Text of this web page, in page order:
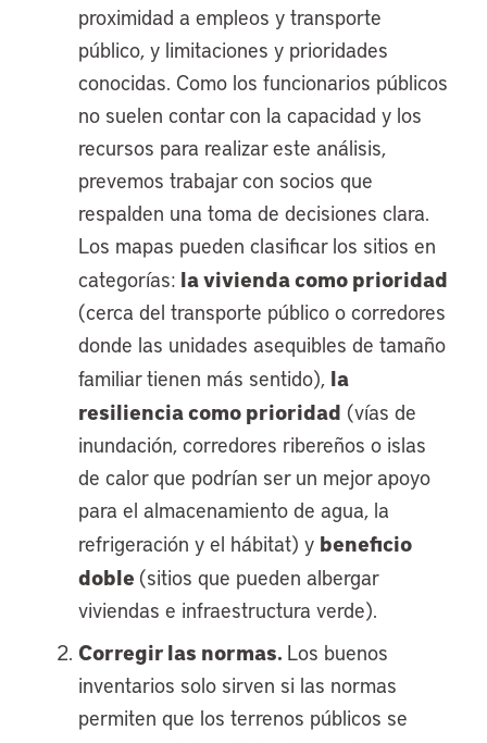
proximidad a empleos y transporte
público, y limitaciones y prioridades
conocidas. Como los funcionarios públicos
no suelen contar con la capacidad y los
recursos para realizar este análisis,
prevemos trabajar con socios que
respalden una toma de decisiones clara.
Los mapas pueden clasificar los sitios en
categorías: la vivienda como prioridad
(cerca del transporte público o corredores
donde las unidades asequibles de tamaño
familiar tienen más sentido), la
resiliencia como prioridad (vías de
inundación, corredores ribereños o islas
de calor que podrían ser un mejor apoyo
para el almacenamiento de agua, la
refrigeración y el hábitat) y beneficio
doble (sitios que pueden albergar
viviendas e infraestructura verde).
Corregir las normas. Los buenos
inventarios solo sirven si las normas
permiten que los terrenos públicos se